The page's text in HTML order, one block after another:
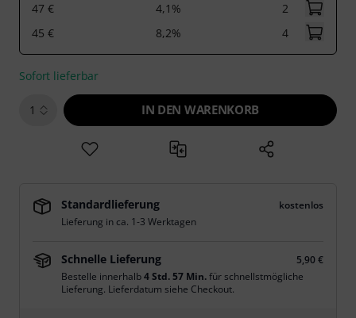
47 €
4,1%
2
45 €
8,2% 4
Sofort lieferbar
1 IN DEN WARENKORB
Standardlieferung
kostenlos
Lieferung in ca. 1-3 Werktagen
Schnelle Lieferung
5,90 €
Bestelle innerhalb4 Std. 57 Min.für schnellstmögliche
Lieferung. Lieferdatum siehe Checkout.